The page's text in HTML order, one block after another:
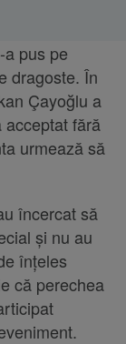
pus pe
dragoste. În
Çayoğlu a
acceptat fără
urmează să
încercat să
și nu au
înțeles
că perechea